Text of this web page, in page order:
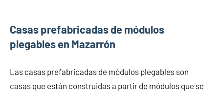
Casas prefabricadas de módulos
plegables en Mazarrón
Las casas prefabricadas de módulos plegables son
casas que están construidas a partir de módulos que se